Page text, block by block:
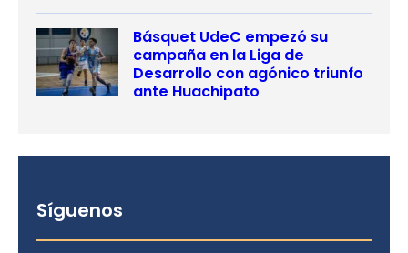
Básquet UdeC empezó su
campaña en la Liga de
Desarrollo con agónico triunfo
ante Huachipato
Síguenos